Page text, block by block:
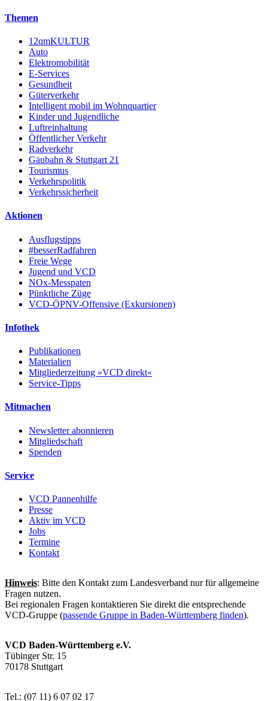
Themen
12qmKULTUR
Auto
Elektromobilität
E-Services
Gesundheit
Güterverkehr
Intelligent mobil im Wohnquartier
Kinder und Jugendliche
Luftreinhaltung
Öffentlicher Verkehr
Radverkehr
Gäubahn & Stuttgart 21
Tourismus
Verkehrspolitik
Verkehrssicherheit
Aktionen
Ausflugstipps
#besserRadfahren
Freie Wege
Jugend und VCD
NOx-Messpaten
Pünktliche Züge
VCD-ÖPNV-Offensive (Exkursionen)
Infothek
Publikationen
Materialien
Mitgliederzeitung »VCD direkt«
Service-Tipps
Mitmachen
Newsletter abonnieren
Mitgliedschaft
Spenden
Service
VCD Pannenhilfe
Presse
Aktiv im VCD
Jobs
Termine
Kontakt
Hinweis: Bitte den Kontakt zum Landesverband nur für allgemeine
Fragen nutzen.
Bei regionalen Fragen kontaktieren Sie direkt die entsprechende
VCD-Gruppe (passende Gruppe in Baden-Württemberg finden).
VCD Baden-Württemberg e.V.
Tübinger Str. 15
70178 Stuttgart
Tel.: (07 11) 6 07 02 17